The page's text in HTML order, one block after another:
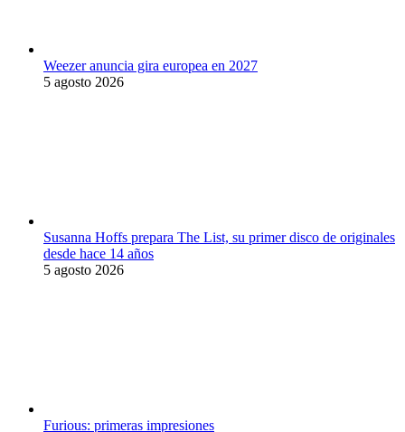
Weezer anuncia gira europea en 2027
5 agosto 2026
Susanna Hoffs prepara The List, su primer disco de originales
desde hace 14 años
5 agosto 2026
Furious: primeras impresiones